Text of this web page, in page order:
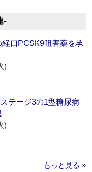
‐
口PCSK9阻害薬を承
)
テージ3の1型糖尿病
)
もっと見る »